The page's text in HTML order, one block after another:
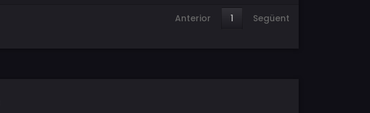
Anterior 1
Següent